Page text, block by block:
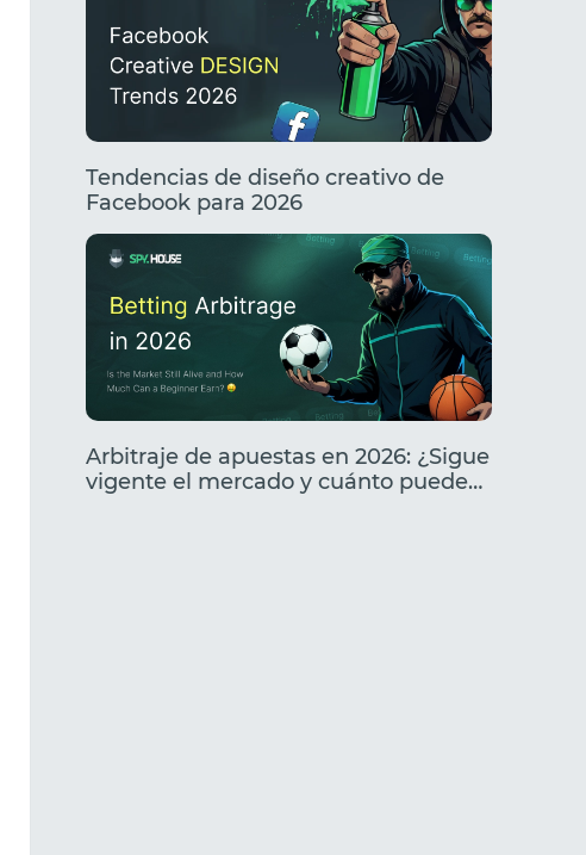
Tendencias de diseño creativo de
Facebook para 2026
Arbitraje de apuestas en 2026: ¿Sigue
vigente el mercado y cuánto puede